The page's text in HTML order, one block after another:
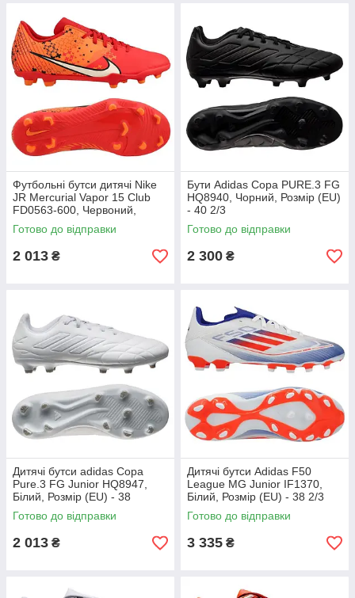
Футбольні бутси дитячі Nike
JR Mercurial Vapor 15 Club
FD0563-600, Червоний,
Розмір (EU) - 38
Готово до відправки
2 013 ₴
Бути Adidas Copa PURE.3 FG
HQ8940, Чорний, Розмір (EU)
- 40 2/3
Готово до відправки
2 300 ₴
Дитячі бутси adidas Copa
Pure.3 FG Junior HQ8947,
Білий, Розмір (EU) - 38
Готово до відправки
2 013 ₴
Дитячі бутси Adidas F50
League MG Junior IF1370,
Білий, Розмір (EU) - 38 2/3
Готово до відправки
3 335 ₴